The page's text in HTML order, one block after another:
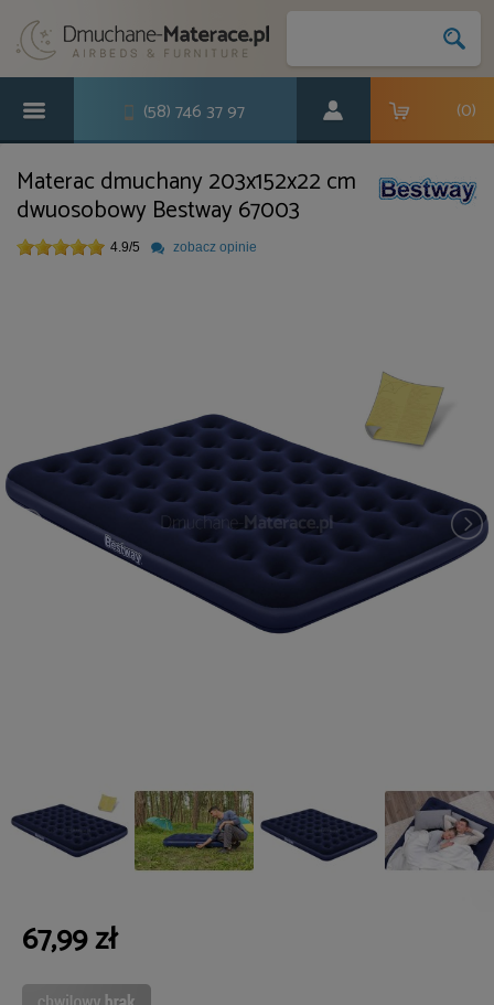
(58) 746 37 97 (0)
Materac dmuchany 203x152x22 cm
dwuosobowy Bestway 67003
4.9/5 zobacz opinie
67,99 zł